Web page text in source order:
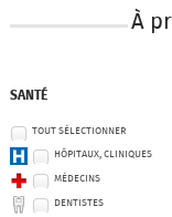
À
SANTÉ
TOUT SÉLECTIONNER
HÔPITAUX, CLINIQUES
MÉDECINS
DENTISTES